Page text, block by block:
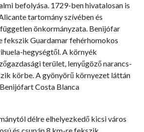
befolyása. 1729-ben hivatalosan is
tartomány szívében és
önkormányzata. Benijófar
fekszik Guardamar fehérhomokos
hegységtől. A környék
terület, lenyűgöző narancs-
körbe. A gyönyörű környezet láttán
Costa Blanca
délre elhelyezkedő kicsi város